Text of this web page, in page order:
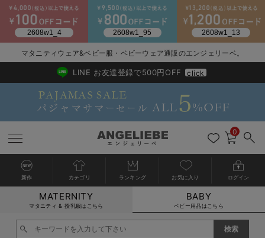
新生児服全て
ベビー服全て
シーズンアイテム全て
ベビー・新生児 寝具全て
ベビー 雑貨全て
お出かけグッズ全て
ベビー｜季節の特集全て
アウトレット全て
特集全て
再入荷全て
戻る
送料無料アイテム全て
戻る
ブラキャミ おまとめ
戻る
【37周年祭セール】
戻る
気温差別オススメア
戻る
戻る
戻る
マタニティウェア
戻る
こだわりの履き心地
戻る
戻る
出産準備応援割全て
戻る
戻る
戻る
戻る
戻る
戻る
戻る
春のマタニティワン
戻る
Gift Selection 出産
戻る
冬の冷え対策インナ
戻る
入院準備の持ち物チ
戻る
冬のあったか特集全て
マタニティウェア&ベビー服・ベビーウェア通販のエンジェリーベ。
2026/NewArrival
送料495円(一部地域を除く) 7,700円以上で送料無料
LINE お友達登録で500円OFF click
0
新作 カテゴリ ランキング お気に入り ログイン
MATERNITY
マタニティ & 授乳服はこちら
BABY
ベビー用品はこちら
カートに入れる